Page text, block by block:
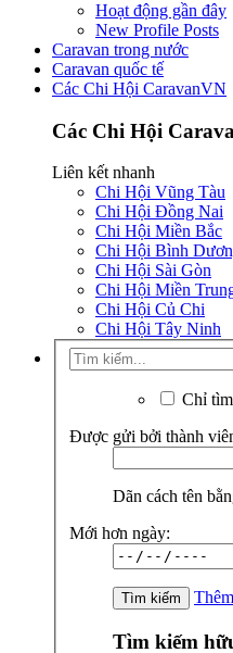
Hoạt động gần đây
New Profile Posts
Caravan trong nước
Caravan quốc tế
Các Chi Hội CaravanVN
Các Chi Hội
Liên kết nhanh
Chi Hội Vũng Tàu
Chi Hội Đồng Nai
Chi Hội Miền Bắc
Chi Hội Bình
Chi Hội Sài Gòn
Chi Hội Miền
Chi Hội Củ Chi
Chi Hội Tây Ninh
Chỉ
Được gửi bởi thành
Dãn cách tên
Mới hơn ngày:
Tìm kiếm